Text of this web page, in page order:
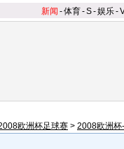
新闻 -体育-S-娱乐-
欧洲杯足球赛 > 2008欧洲杯